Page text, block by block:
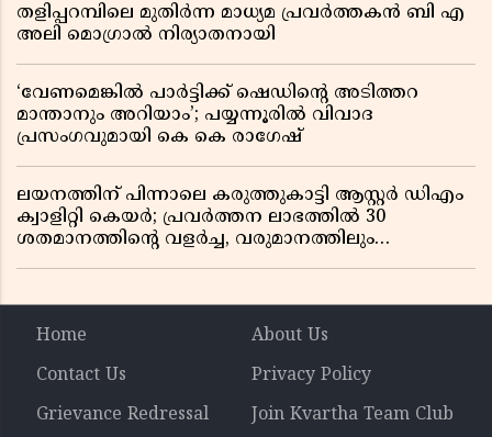
തളിപ്പറമ്പിലെ മുതിർന്ന മാധ്യമ പ്രവർത്തകൻ ബി എ
അലി മൊഗ്രാൽ നിര്യാതനായി
‘വേണമെങ്കിൽ പാർട്ടിക്ക് ഷെഡിൻ്റെ അടിത്തറ
മാന്താനും അറിയാം’; പയ്യന്നൂരിൽ വിവാദ
പ്രസംഗവുമായി കെ കെ രാഗേഷ്
ലയനത്തിന് പിന്നാലെ കരുത്തുകാട്ടി ആസ്റ്റർ ഡിഎം
ക്വാളിറ്റി കെയർ; പ്രവർത്തന ലാഭത്തിൽ 30
ശതമാനത്തിൻ്റെ വളർച്ച, വരുമാനത്തിലും
Home
About Us
Contact Us
Privacy Policy
Grievance Redressal
Join Kvartha Team Club